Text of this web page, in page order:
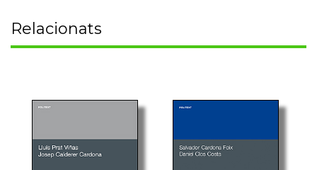
Relacionats